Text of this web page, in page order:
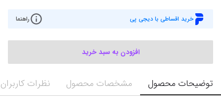
خرید اقساطی با دیجی پی راهنما
افزودن به سبد خرید
توضیحات محصول مشخصات محصول نظرات کاربران